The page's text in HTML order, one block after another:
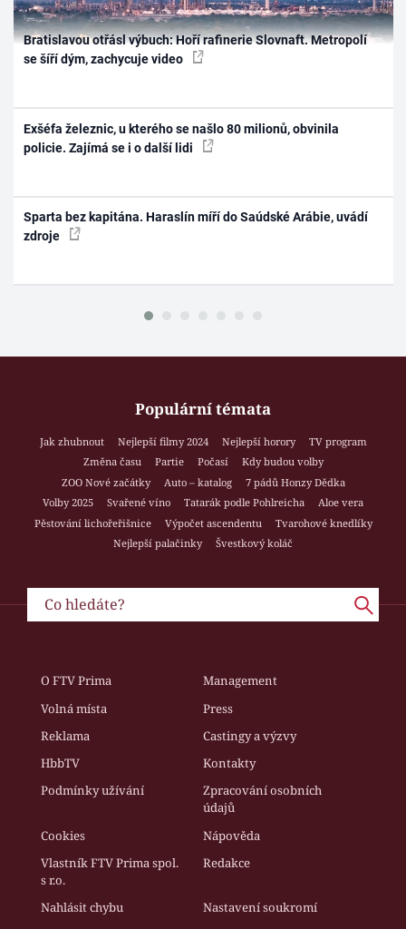
Bratislavou otřásl výbuch: Hoří rafinerie Slovnaft. Metropolí
se šíří dým, zachycuje video
Exšéfa železnic, u kterého se našlo 80 milionů, obvinila
policie. Zajímá se i o další lidi
Sparta bez kapitána. Haraslín míří do Saúdské Arábie, uvádí
zdroje
Populární témata
Jak zhubnout Nejlepší filmy 2024 Nejlepší horory
TV program
Změna času
Partie Počasí
Kdy budou volby
ZOO Nové začátky
Auto – katalog
7 pádů Honzy Dědka
Volby 2025
Svařené víno Tatarák podle Pohlreicha
Aloe vera
Pěstování lichořeřišnice
Výpočet ascendentu
Tvarohové knedlíky
Nejlepší palačinky
Švestkový koláč
O FTV Prima
Management
Volná místa
Press
Reklama
Castingy a výzvy
HbbTV
Kontakty
Podmínky užívání
Zpracování osobních
údajů
Cookies
Nápověda
Vlastník FTV Prima spol.
s r.o.
Redakce
Nahlásit chybu Nastavení soukromí